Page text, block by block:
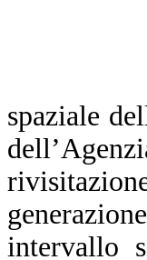
spaziale
intervallo